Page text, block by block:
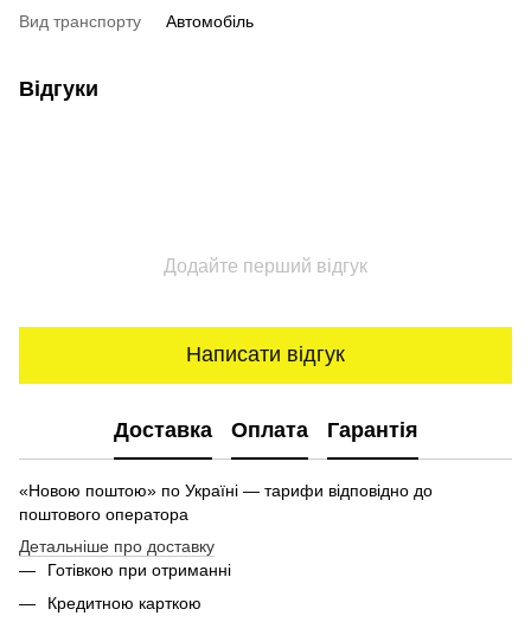
Вид транспорту Автомобіль
Відгуки
Додайте перший відгук
Написати відгук
Доставка Оплата Гарантія
«Новою поштою» по Україні — тарифи відповідно до
поштового оператора
Детальніше про доставку
Готівкою при отриманні
Кредитною карткою